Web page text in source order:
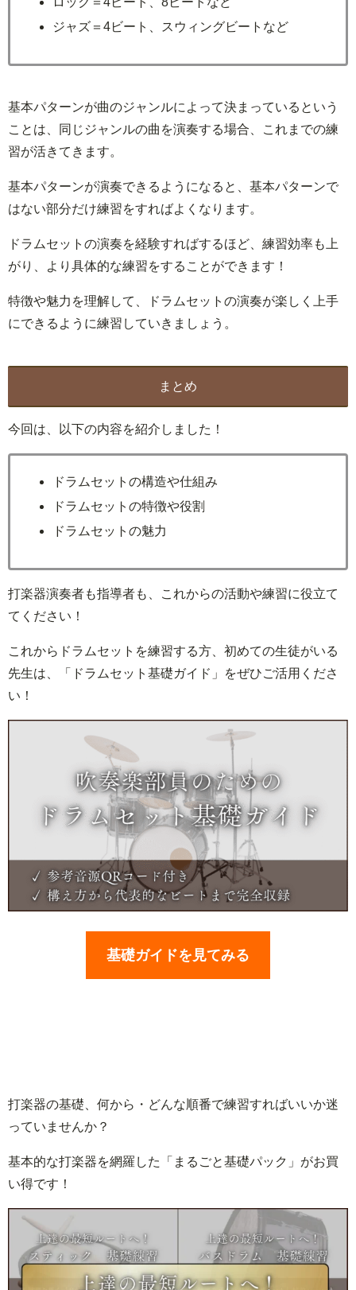
ジャズ＝4ビート、スウィングビートなど
基本パターンが曲のジャンルによって決まっているという
ことは、同じジャンルの曲を演奏する場合、これまでの練
習が活きてきます。
基本パターンが演奏できるようになると、基本パターンで
はない部分だけ練習をすればよくなります。
ドラムセットの演奏を経験すればするほど、練習効率も上
がり、より具体的な練習をすることができます！
特徴や魅力を理解して、ドラムセットの演奏が楽しく上手
にできるように練習していきましょう。
まとめ
今回は、以下の内容を紹介しました！
ドラムセットの構造や仕組み
ドラムセットの特徴や役割
ドラムセットの魅力
打楽器演奏者も指導者も、これからの活動や練習に役立て
てください！
これからドラムセットを練習する方、初めての生徒がいる
先生は、「ドラムセット基礎ガイド」をぜひご活用くださ
い！
基礎ガイドを見てみる
打楽器の基礎、何から・どんな順番で練習すればいいか迷
っていませんか？
基本的な打楽器を網羅した「まるごと基礎パック」がお買
い得です！